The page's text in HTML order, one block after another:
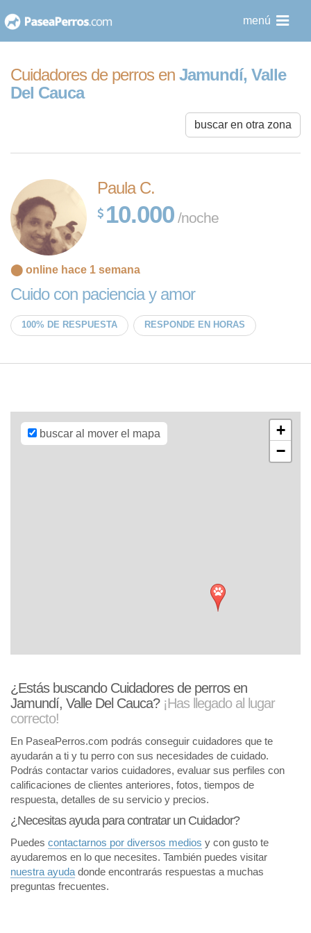
al
menú
Cuidadores de perros en Jamundí, Valle
Del Cauca
buscar en otra zona
Paula C.
10.000 /noche
⬤ online hace 1 semana
Cuido con paciencia y amor
100% DE RESPUESTA RESPONDE EN HORAS
buscar al mover el mapa
+
−
Leaflet| Map
OpenStreetMap
¿Estás buscando Cuidadores de perros en
Jamundí, Valle Del Cauca? ¡Has llegado al lugar
correcto!
En PaseaPerros.com podrás conseguir cuidadores que te
ayudarán a ti y tu perro con sus necesidades de cuidado.
Podrás contactar varios cuidadores, evaluar sus perfiles con
calificaciones de clientes anteriores, fotos, tiempos de
respuesta, detalles de su servicio y precios.
¿Necesitas ayuda para contratar un Cuidador?
Puedes contactarnos por diversos medios y con gusto te
ayudaremos en lo que necesites. También puedes visitar
nuestra ayuda donde encontrarás respuestas a muchas
preguntas frecuentes.